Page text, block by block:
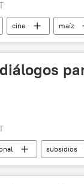
cine maíz
subsidios